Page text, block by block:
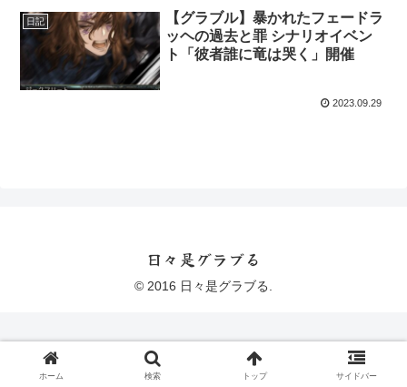
日記
【グラブル】暴かれたフェードラ
ッヘの過去と罪 シナリオイベン
ト「彼者誰に竜は哭く」開催
2023.09.29
日々是グラブる
© 2016 日々是グラブる.
ホーム 検索 トップ サイドバー